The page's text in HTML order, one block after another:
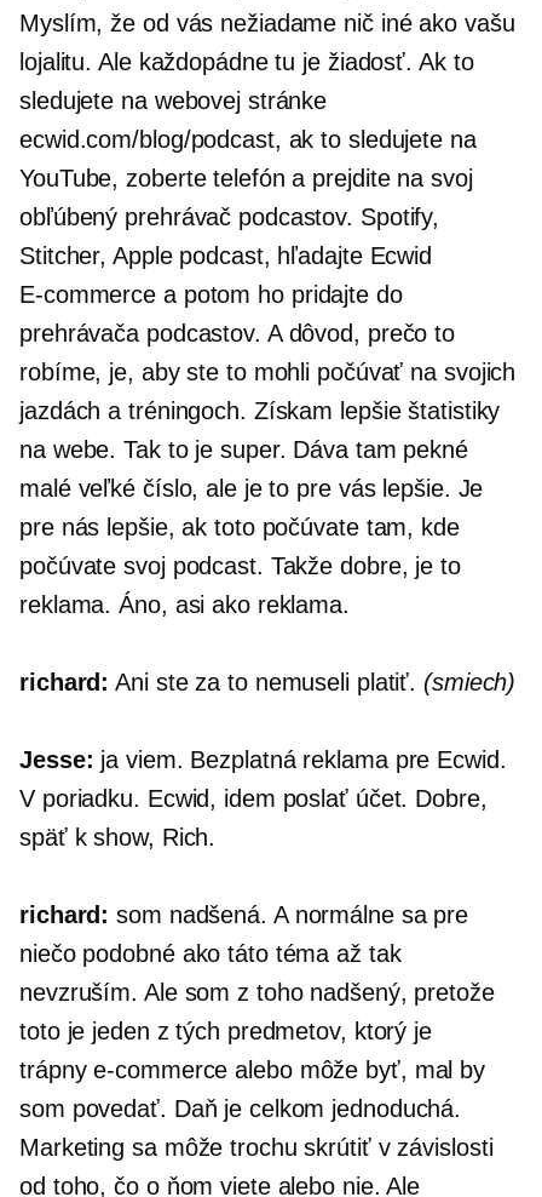
Myslím, že od vás nežiadame nič iné ako vašu
lojalitu. Ale každopádne tu je žiadosť. Ak to
sledujete na webovej stránke
ecwid.com/blog/podcast, ak to sledujete na
YouTube, zoberte telefón a prejdite na svoj
obľúbený prehrávač podcastov. Spotify,
Stitcher, Apple podcast, hľadajte Ecwid
E-commerce a potom ho pridajte do
prehrávača podcastov. A dôvod, prečo to
robíme, je, aby ste to mohli počúvať na svojich
jazdách a tréningoch. Získam lepšie štatistiky
na webe. Tak to je super. Dáva tam pekné
malé veľké číslo, ale je to pre vás lepšie. Je
pre nás lepšie, ak toto počúvate tam, kde
počúvate svoj podcast. Takže dobre, je to
reklama. Áno, asi ako reklama.
richard: Ani ste za to nemuseli platiť. (smiech)
Jesse: ja viem. Bezplatná reklama pre Ecwid.
V poriadku. Ecwid, idem poslať účet. Dobre,
späť k show, Rich.
richard: som nadšená. A normálne sa pre
niečo podobné ako táto téma až tak
nevzruším. Ale som z toho nadšený, pretože
toto je jeden z tých predmetov, ktorý je
trápnye-commerce alebo môže byť, mal by
som povedať. Daň je celkom jednoduchá.
Marketing sa môže trochu skrútiť v závislosti
od toho, čo o ňom viete alebo nie. Ale